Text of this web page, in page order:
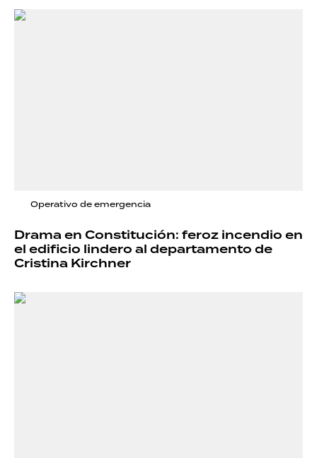
Operativo de emergencia
Drama en Constitución: feroz incendio en
el edificio lindero al departamento de
Cristina Kirchner